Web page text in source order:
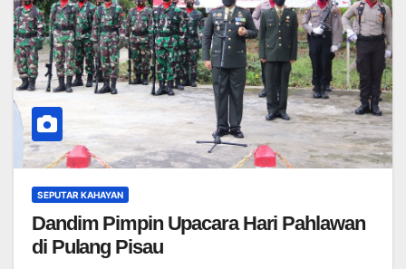
SEPUTAR KAHAYAN
Dandim Pimpin Upacara Hari Pahlawan
di Pulang Pisau